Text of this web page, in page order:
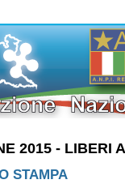
2015 - LIBERI
STAMPA